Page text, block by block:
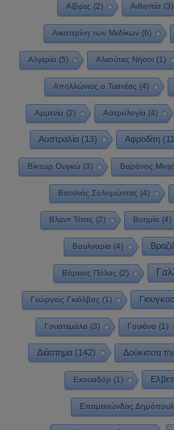
Αζόρες (2) Αιθιοπία(3)
Αικατερίνη των Μεδίκων(6)
Αλγερία(5) Αλεούτιες Νήσοι(1)
Απολλώνιος ο Τυανέας (4)
Αρμενία (2) Αστρολογία (4)
Αυστραλία (13) Αφροδίτη
Βίκτωρ Ουγκώ (3) Βαρόνος
Βασιλιάς Σολομώντας (4)
Βλαντ Τέπες (2) Βοημία (4)
Βουλγαρία (4)
Βόρειος Πόλος (2)
Γεώργιος Γκιόλβας (1)
Γουατεμάλα (3) Γουιάνα (1)
Διάστημα (142) Δούκισσα
Εκουαδόρ (1)
Επαμεινώνδας